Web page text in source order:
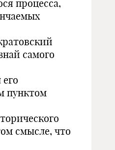
процесса,
самого
его
пунктом
смысле, что